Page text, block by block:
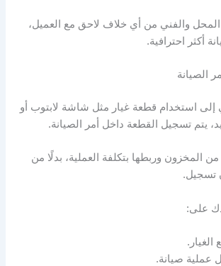
المحل والفني من أي خلاف لاحق مع العميل،
أكثر احترافية.
الصيانة
إلى استخدام قطعة غيار مثل شاشة لابتوب أو
يتم تسجيل القطعة داخل أمر الصيانة.
المخزون وربطها بتكلفة العملية، بدلًا من
تسجيل.
على:
عملية صيانة.